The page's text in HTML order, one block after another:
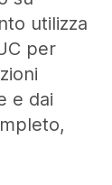
utilizza
per
e dai